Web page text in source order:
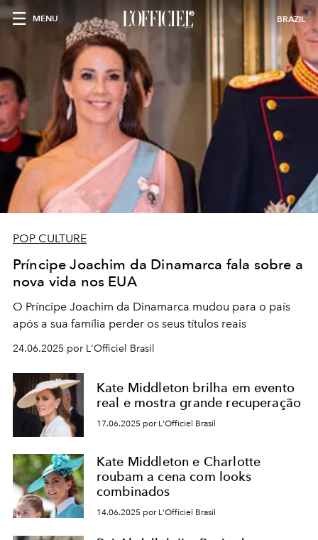
MENU BRAZIL
POP CULTURE
Príncipe Joachim da Dinamarca fala sobre a
nova vida nos EUA
O Príncipe Joachim da Dinamarca mudou para o país
após a sua família perder os seus títulos reais
24.06.2025 por L'Officiel Brasil
Kate Middleton brilha em evento
real e mostra grande recuperação
17.06.2025 por L'Officiel Brasil
Kate Middleton e Charlotte
roubam a cena com looks
combinados
14.06.2025 por L'Officiel Brasil